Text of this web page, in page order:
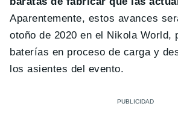
Aparentemente, estos avances
otoño de 2020 en el Nikola World,
baterías en proceso de carga y
los asientes del evento.